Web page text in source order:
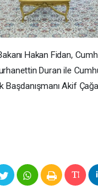
Hakan Fidan,
Duran ile
Akif